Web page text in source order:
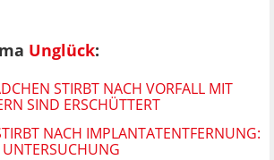
Unglück:
STIRBT NACH VORFALL MIT
SIND ERSCHÜTTERT
NACH IMPLANTATENTFERNUNG:
UNTERSUCHUNG